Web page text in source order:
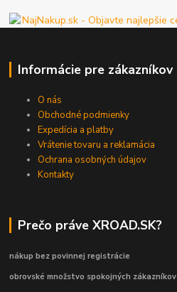
Informácie pre zákazníkov
O nás
Obchodné podmienky
Expedícia a platby
Vrátenie tovaru a reklamácia
Ochrana osobných údajov
Kontakty
Prečo práve XROAD.SK?
nákup bez povinnej registrácie
obrovské množstvo spokojných zákazníkov